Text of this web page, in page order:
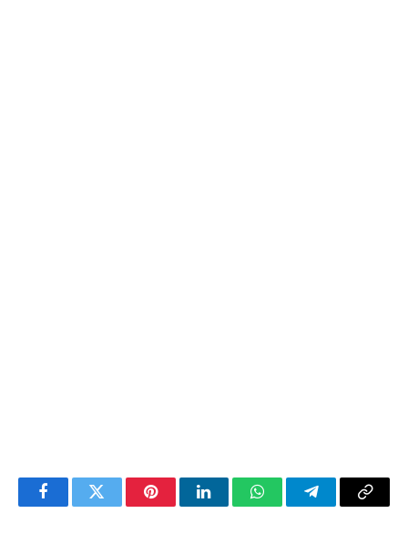
FacebookTwitter PinterestLinkedInWhatsAppTelegramCopy